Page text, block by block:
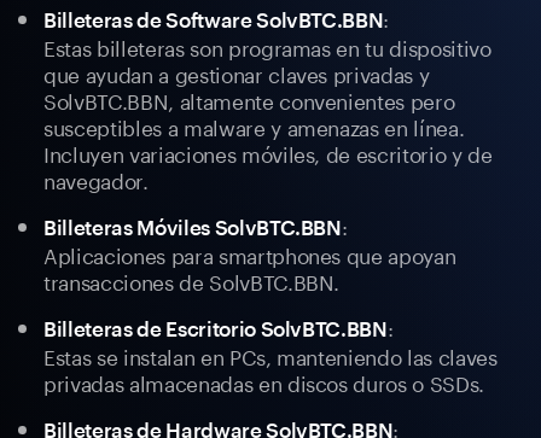
Billeteras de Software SolvBTC.BBN:
Estas billeteras son programas en tu dispositivo
que ayudan a gestionar claves privadas y
SolvBTC.BBN, altamente convenientes pero
susceptibles a malware y amenazas en línea.
Incluyen variaciones móviles, de escritorio y de
navegador.
Billeteras Móviles SolvBTC.BBN:
Aplicaciones para smartphones que apoyan
transacciones de SolvBTC.BBN.
Billeteras de Escritorio SolvBTC.BBN:
Estas se instalan en PCs, manteniendo las claves
privadas almacenadas en discos duros o SSDs.
Billeteras de Hardware SolvBTC.BBN: